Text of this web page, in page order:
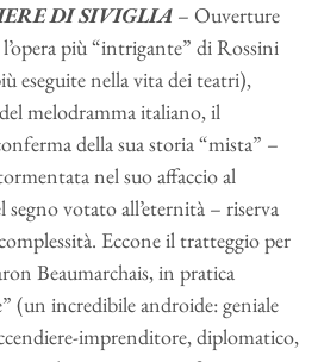
DI SIVIGLIA – Ouverture
più “intrigante” di Rossini
eseguite nella vita dei teatri),
melodramma italiano, il
della sua storia “mista” –
nel suo affaccio al
votato all’eternità – riserva
Eccone il tratteggio per
Beaumarchais, in pratica
(un incredibile androide: geniale
imprenditore, diplomatico,